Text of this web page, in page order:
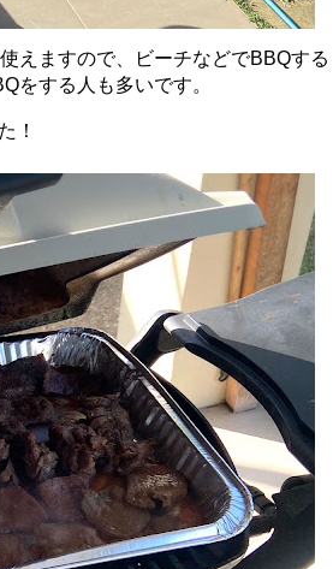
えますので、ビーチなどでBBQする
をする人も多いです。
！